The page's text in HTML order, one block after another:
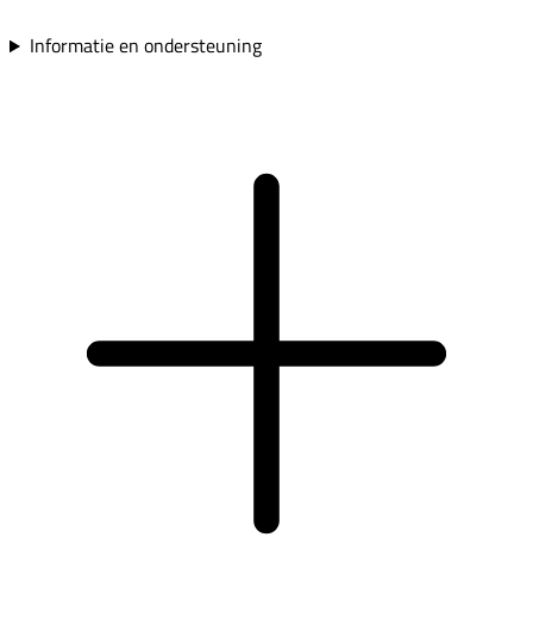
Informatie en ondersteuning